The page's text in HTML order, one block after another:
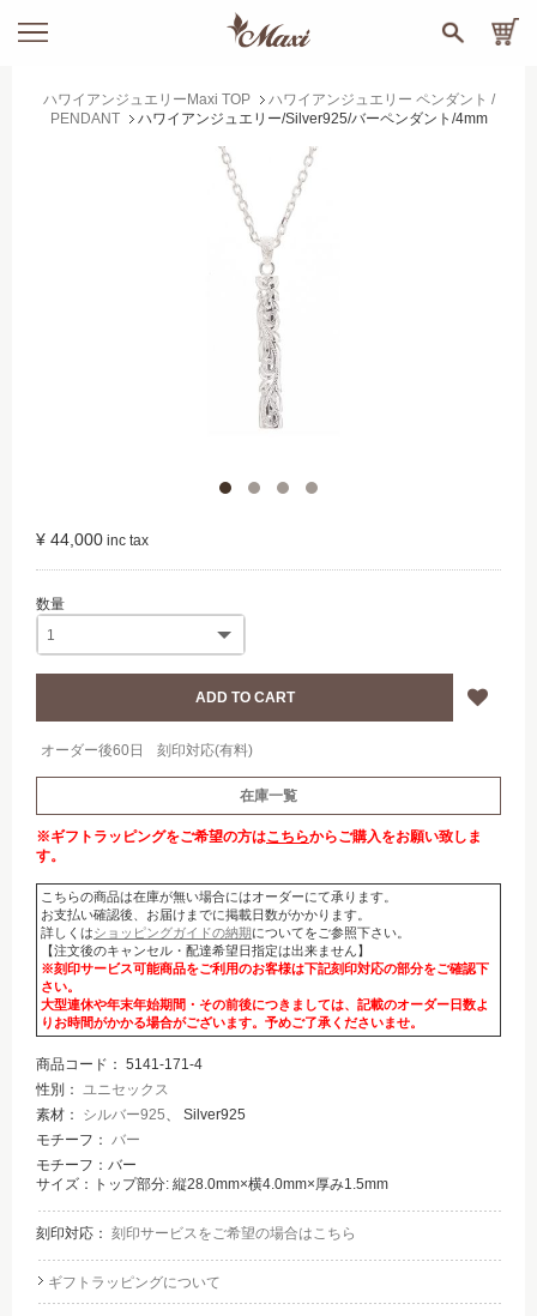
ハワイアンジュエリーMaxi TOP
ハワイアンジュエリー ペンダント /
PENDANT
ハワイアンジュエリー/Silver925/バーペンダント/4mm
¥ 44,000
オーダー後60日 刻印対応(有料)
在庫一覧
※ギフトラッピングをご希望の方はこちらからご購入をお願い致しま
す。
こちらの商品は在庫が無い場合にはオーダーにて承ります。
お支払い確認後、お届けまでに掲載日数がかかります。
詳しくはショッピングガイドの納期についてをご参照下さい。
【注文後のキャンセル・配達希望日指定は出来ません】
※刻印サービス可能商品をご利用のお客様は下記刻印対応の部分をご確認下
さい。
大型連休や年末年始期間・その前後につきましては、記載のオーダー日数よ
りお時間がかかる場合がございます。予めご了承くださいませ。
商品コード： 5141-171-4
性別： ユニセックス
素材： シルバー925、 Silver925
モチーフ： バー
モチーフ：バー
サイズ：トップ部分: 縦28.0mm×横4.0mm×厚み1.5mm
刻印対応： 刻印サービスをご希望の場合はこちら
ギフトラッピングについて